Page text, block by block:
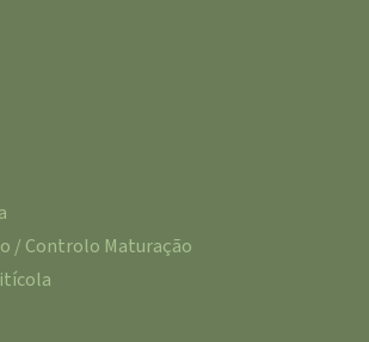
/ Controlo Maturação